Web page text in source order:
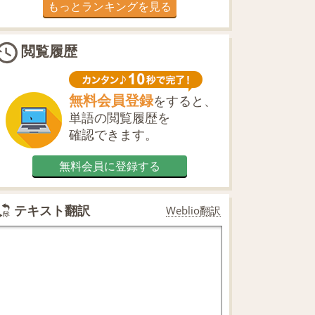
もっとランキングを見る
閲覧履歴
無料会員登録をすると、
単語の閲覧履歴を
確認できます。
無料会員に登録する
テキスト翻訳 Weblio翻訳